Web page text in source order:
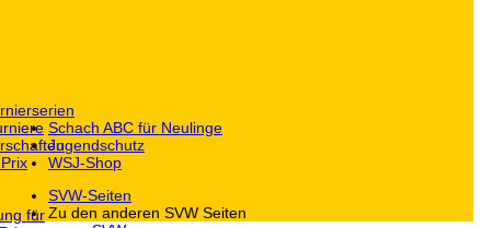
für
Schach ABC für Neulinge
Jugendschutz
WSJ-Shop
SVW-Seiten
Zu den anderen SVW Seiten